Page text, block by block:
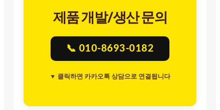
제품 개발/생산 문의
📞 010-8693-0182
▼ 클릭하면 카카오톡 상담으로 연결됩니다